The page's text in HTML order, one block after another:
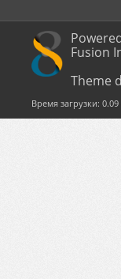
Fusion
Theme
Время загрузки: